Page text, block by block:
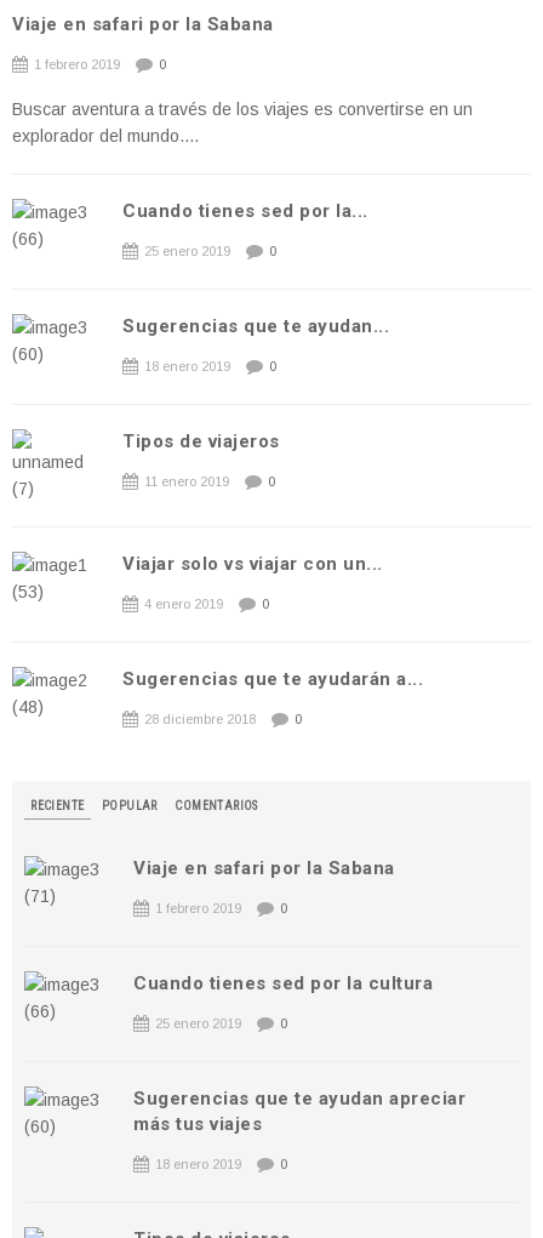
Viaje en safari por la Sabana
1 febrero 2019 0
Buscar aventura a través de los viajes es convertirse en un
explorador del mundo....
Cuando tienes sed por la...
25 enero 2019 0
Sugerencias que te ayudan...
18 enero 2019 0
Tipos de viajeros
11 enero 2019 0
Viajar solo vs viajar con un...
4 enero 2019 0
Sugerencias que te ayudarán a...
28 diciembre 2018 0
RECIENTE POPULAR COMENTARIOS
Viaje en safari por la Sabana
1 febrero 2019 0
Cuando tienes sed por la cultura
25 enero 2019 0
Sugerencias que te ayudan apreciar
más tus viajes
18 enero 2019 0